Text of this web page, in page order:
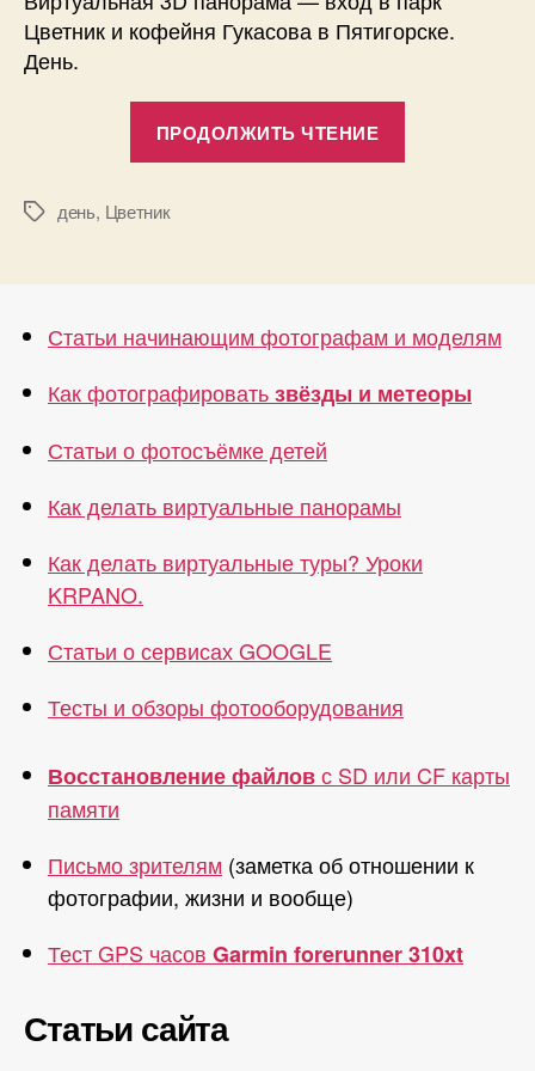
Цветник и кофейня Гукасова в Пятигорске.
День.
ПРОДОЛЖИТЬ ЧТЕНИЕ
Меткидень, Цветник
Статьи начинающим фотографам и моделям
Как фотографироватьзвёзды и метеоры
Статьи о фотосъёмке детей
Как делать виртуальные панорамы
Как делать виртуальные туры? Уроки
KRPANO.
Статьи о сервисах GOOGLE
Тесты и обзоры фотооборудования
Восстановление файловс SD или CF карты
памяти
Письмо зрителям (заметка об отношении к
фотографии, жизни и вообще)
Тест GPS часов Garmin forerunner 310xt
Статьи сайта